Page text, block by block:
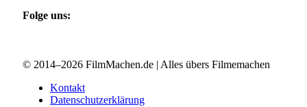
Folge uns:
© 2014–2026 FilmMachen.de | Alles übers Filmemachen
Kontakt
Datenschutzerklärung